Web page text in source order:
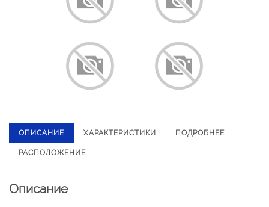
ОПИСАНИЕ ХАРАКТЕРИСТИКИ ПОДРОБНЕЕ
РАСПОЛОЖЕНИЕ
Описание